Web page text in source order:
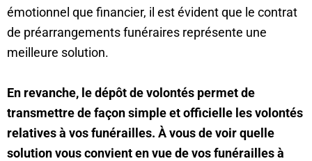
émotionnel que financier, il est évident que le contrat
de préarrangements funéraires représente une
meilleure solution.
En revanche, le dépôt de volontés permet de
transmettre de façon simple et officielle les volontés
relatives à vos funérailles. À vous de voir quelle
solution vous convient en vue de vos funérailles à